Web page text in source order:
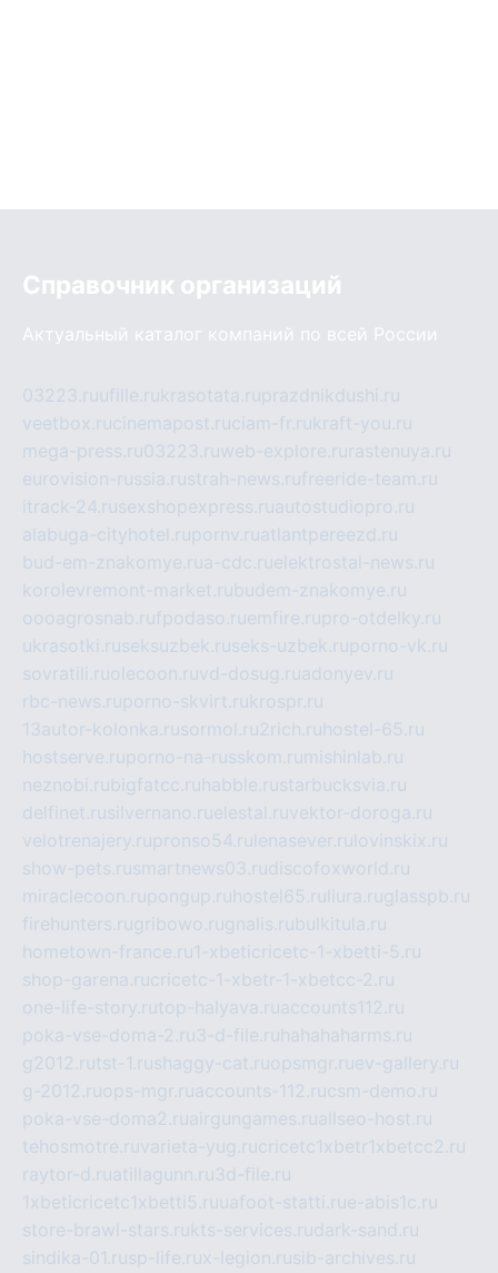
Справочник организаций
Актуальный каталог компаний по всей России
03223.ruufille.rukrasotata.ruprazdnikdushi.ru
veetbox.rucinemapost.ruciam-fr.rukraft-you.ru
mega-press.ru03223.ruweb-explore.ru rastenuya.ru
eurovision-russia.rustrah-news.rufreeride-team.ru
itrack-24.rusexshopexpress.ruautostudiopro.ru
alabuga-cityhotel.rupornv.ruatlantpereezd.ru
bud-em-znakomye.rua-cdc.ruelektrostal-news.ru
korolevremont-market.rubudem-znakomye.ru
oooagrosnab.rufpodaso.ruemfire.rupro-otdelky.ru
ukrasotki.ruseksuzbek.ruseks-uzbek.ruporno-vk.ru
sovratili.ruolecoon.ruvd-dosug.ruadonyev.ru
rbc-news.ruporno-skvirt.rukrospr.ru
13autor-kolonka.rusormol.ru2rich.ru hostel-65.ru
hostserve.ruporno-na-russkom.ru mishinlab.ru
neznobi.rubigfatcc.ru habble.rustarbucksvia.ru
delfinet.rusilvernano.ruelestal.ruvektor-doroga.ru
velotrenajery.rupronso54.ru lenasever.ru lovinskix.ru
show-pets.rusmartnews03.rudiscofoxworld.ru
miraclecoon.rupongup.ru hostel65.ru liura.ruglasspb.ru
firehunters.rugribowo.rugnalis.rubulkitula.ru
hometown-france.ru1-xbeticricetc-1-xbetti-5.ru
shop-garena.rucricetc-1-xbetr-1-xbetcc-2.ru
one-life-story.rutop-halyava.ruaccounts112.ru
poka-vse-doma-2.ru3-d-file.ru hahahaharms.ru
g2012.rutst-1.rushaggy-cat.ruopsmgr.ruev-gallery.ru
g-2012.ruops-mgr.ruaccounts-112.rucsm-demo.ru
poka-vse-doma2.ruairgungames.ruallseo-host.ru
tehosmotre.ruvarieta-yug.rucricetc1xbetr1xbetcc2.ru
raytor-d.ruatillagunn.ru3d-file.ru
1xbeticricetc1xbetti5.ruuafoot-statti.rue-abis1c.ru
store-brawl-stars.rukts-services.rudark-sand.ru
sindika-01.rusp-life.rux-legion.rusib-archives.ru